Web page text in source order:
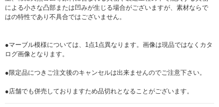
による小さな凸部または凹みが生じる場合がございますが、素材ならで
はの特性であり不具合ではございません。
●マーブル模様については、1点1点異なります。画像は現品ではなくカタ
ログ画像となります。
●限定品につきご注文後のキャンセルは出来ませんのでご注意下さい。
●店舗でも併売しておりますため品切れとなることがございます。